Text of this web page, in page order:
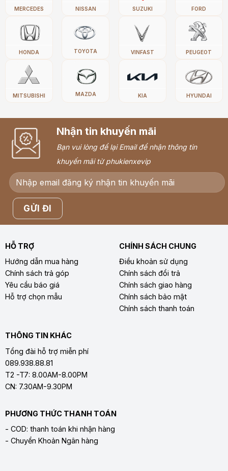
MERCEDES NISSAN SUZUKI FORD
HONDA TOYOTA VINFAST PEUGEOT
MITSUBISHI MAZDA KIA HYUNDAI
Nhận tin khuyến mãi
Bạn vui lòng để lại Email để nhận thông tin
khuyến mãi từ phukienxevip
HỖ TRỢ
Hướng dẫn mua hàng
Chính sách trả góp
Yêu cầu báo giá
Hỗ trợ chọn mẫu
CHÍNH SÁCH CHUNG
Điều khoản sử dụng
Chính sách đổi trả
Chính sách giao hàng
Chính sách bảo mật
Chính sách thanh toán
THÔNG TIN KHÁC
Tổng đài hỗ trợ miễn phí
089.938.88.81
T2 -T7: 8.00AM-8.00PM
CN: 7.30AM-9.30PM
PHƯƠNG THỨC THANH TOÁN
- COD: thanh toán khi nhận hàng
- Chuyển Khoản Ngân hàng